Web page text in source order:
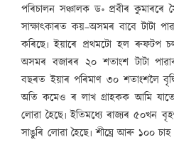
পৰিচালন সঞ্চালক ড॰ প্ৰবীৰ
সাক্ষাৎকাৰত কয়–অসমৰ বাবে টাটা
কৰিছে৷ ইয়াৰে প্ৰথমটো হল ৰুফটপ
অসমৰ বজাৰৰ ২০ শতাংশ টাটা
বছৰত ইয়াৰ পৰিমাণ ৩০ শতাংশলৈ
অতি কমেও ৰ লাখ গ্ৰাহকক আমি
লোৱা হৈছে৷ ইতিমধ্যে ৰাজ্যৰ ৫০খন
সাঙুৰি লোৱা হৈছে৷ শীঘ্ৰে আৰু ১০০